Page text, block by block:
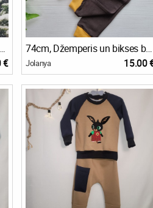
Džemperis un bikses bērnu, komplekts Kaķi, 104cm; 116cm, 122cm
€
74cm, Džemperis un bikses bērnu, komplekts mazuļiem, dažādi varianti
Jolanya 15.00